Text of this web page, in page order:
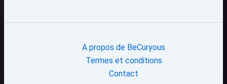
A propos de BeCuryous
Termes et conditions
Contact